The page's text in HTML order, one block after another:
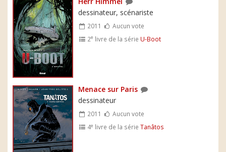
dessinateur, scénariste
2011
Aucun vote
2e livre de la série U-Boot
Menace sur Paris
dessinateur
2011
Aucun vote
4e livre de la sérieTanâtos